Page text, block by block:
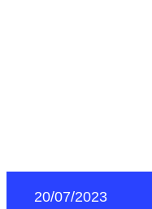
20/07/2023